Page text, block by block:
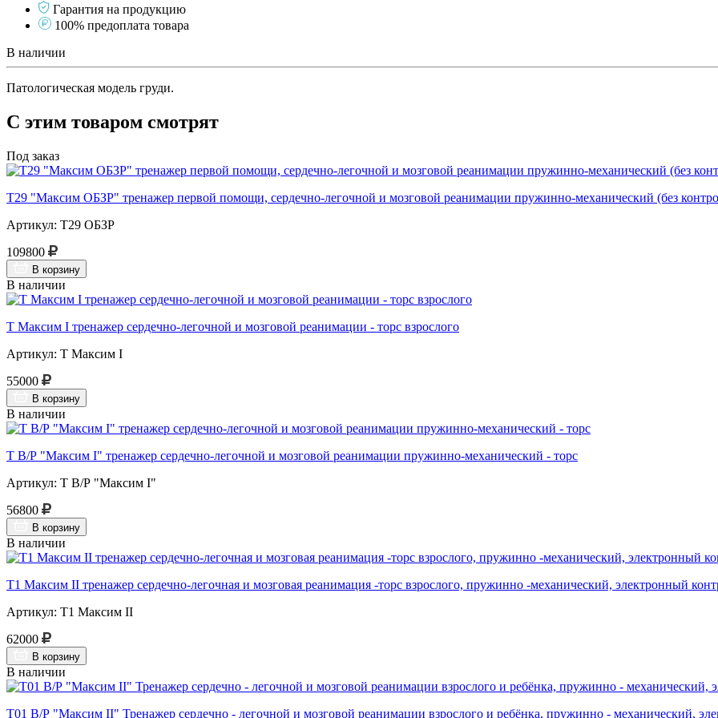
Гарантия на продукцию
100% предоплата товара
В наличии
Патологическая модель груди.
С этим товаром смотрят
Под заказ
Т29 "Максим ОБЗР" тренажер первой помощи, сердечно-легочной и мозговой реанимации пружинно-механический (без
Артикул: Т29 ОБЗР
109800
В корзину
В наличии
Т Максим I тренажер сердечно-легочной и мозговой реанимации - торс взрослого
Артикул: Т Максим I
55000
В корзину
В наличии
Т В/Р "Максим I" тренажер сердечно-легочной и мозговой реанимации пружинно-механический - торс
Артикул: Т В/Р "Максим I"
56800
В корзину
В наличии
Т1 Максим II тренажер сердечно-легочная и мозговая реанимация -торс взрослого, пружинно -механический, электронный
Артикул: Т1 Максим II
62000
В корзину
В наличии
Т01 В/Р "Максим II" Тренажер сердечно - легочной и мозговой реанимации взрослого и ребёнка, пружинно - механический,